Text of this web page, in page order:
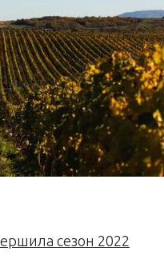
сезон 2022